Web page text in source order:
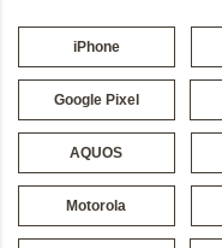
iPhone
Google Pixel
AQUOS
Motorola